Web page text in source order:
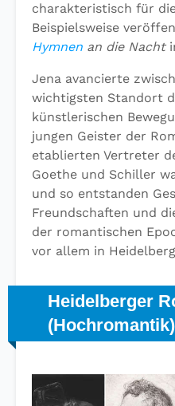
charakteristisch für
Beispielsweise
Hymnen an die Nacht
Jena avancierte
wichtigsten Standort
künstlerischen
jungen Geister der
etablierten Vertreter
Goethe und Schiller
und so entstanden
Freundschaften und
der romantischen
vor allem in
Heidelberger
(Hochromantik)